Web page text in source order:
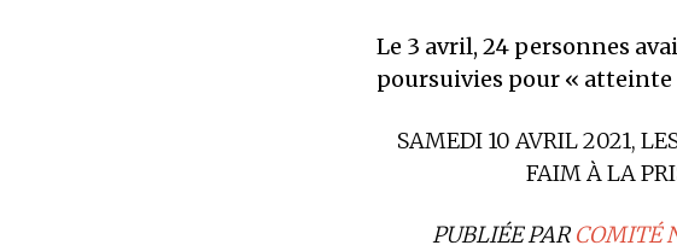
Le 3 avril, 24 personnes
poursuivies pour «
SAMEDI 10 AVRIL 2021,
FAIM À LA
PUBLIÉE PAR COMITÉ